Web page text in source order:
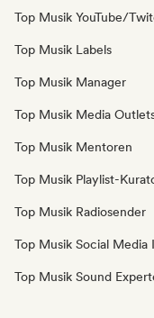
Top Musik YouTube/
Top Musik Labels
Top Musik Manager
Top Musik Media
Top Musik Mentoren
Top Musik Playlist-
Top Musik Radiosender
Top Musik Social Media
Top Musik Sound